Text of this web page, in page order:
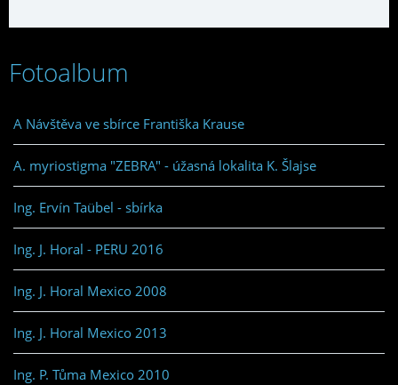
Fotoalbum
A Návštěva ve sbírce Františka Krause
A. myriostigma "ZEBRA" - úžasná lokalita K. Šlajse
Ing. Ervín Taübel - sbírka
Ing. J. Horal - PERU 2016
Ing. J. Horal Mexico 2008
Ing. J. Horal Mexico 2013
Ing. P. Tůma Mexico 2010